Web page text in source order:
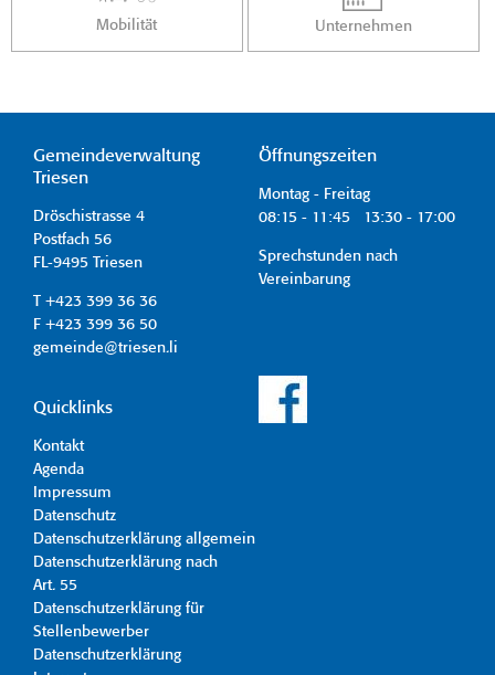
Mobilität Unternehmen
Gemeindeverwaltung
Triesen
Dröschistrasse 4
Postfach 56
FL-9495 Triesen
T +423 399 36 36
F +423 399 36 50
gemeinde@triesen.li
Öffnungszeiten
Montag - Freitag
08:15 - 11:45 13:30 - 17:00
Sprechstunden nach
Vereinbarung
Quicklinks
Kontakt
Agenda
Impressum
Datenschutz
Datenschutzerklärung allgemein
Datenschutzerklärung nach
Art. 55
Datenschutzerklärung für
Stellenbewerber
Datenschutzerklärung